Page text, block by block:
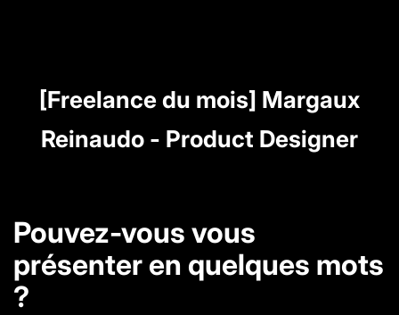
[Freelance du mois] Margaux
Reinaudo - Product Designer
Pouvez-vous vous
présenter en quelques mots
?